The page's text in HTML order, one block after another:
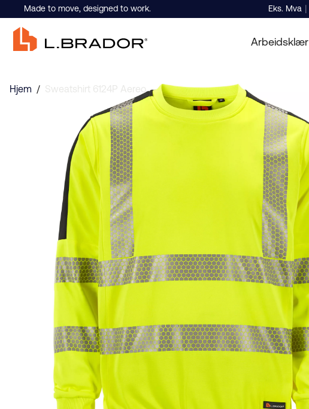
Made to move, designed to work. Eks. Mva |
Arbeidsklær
Hjem / Sweatshirt 6124P Aereo